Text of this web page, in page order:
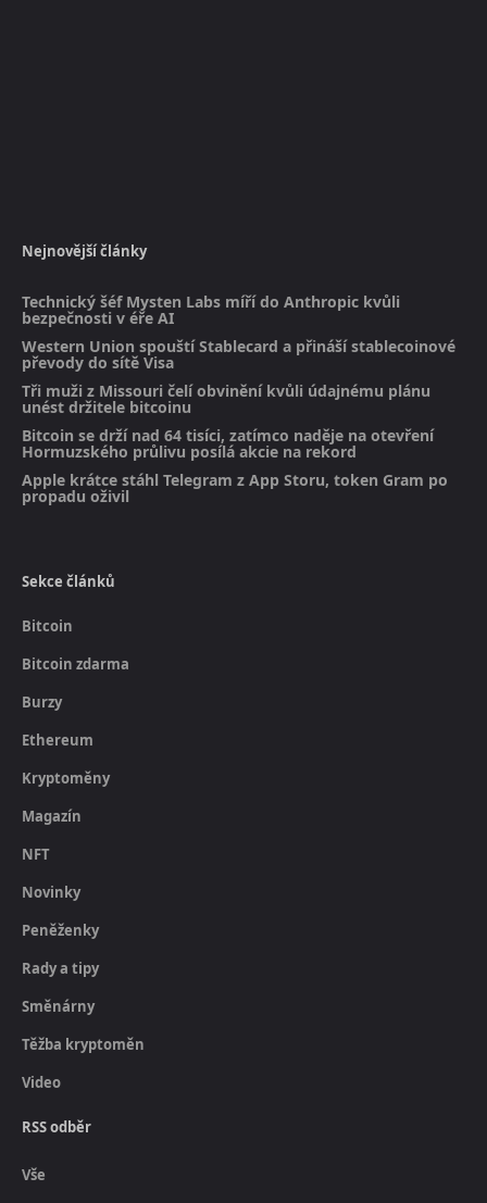
Nejnovější články
Technický šéf Mysten Labs míří do Anthropic kvůli
bezpečnosti v éře AI
Western Union spouští Stablecard a přináší stablecoinové
převody do sítě Visa
Tři muži z Missouri čelí obvinění kvůli údajnému plánu
unést držitele bitcoinu
Bitcoin se drží nad 64 tisíci, zatímco naděje na otevření
Hormuzského průlivu posílá akcie na rekord
Apple krátce stáhl Telegram z App Storu, token Gram po
propadu oživil
Sekce článků
Bitcoin
Bitcoin zdarma
Burzy
Ethereum
Kryptoměny
Magazín
NFT
Novinky
Peněženky
Rady a tipy
Směnárny
Těžba kryptoměn
Video
RSS odběr
Vše